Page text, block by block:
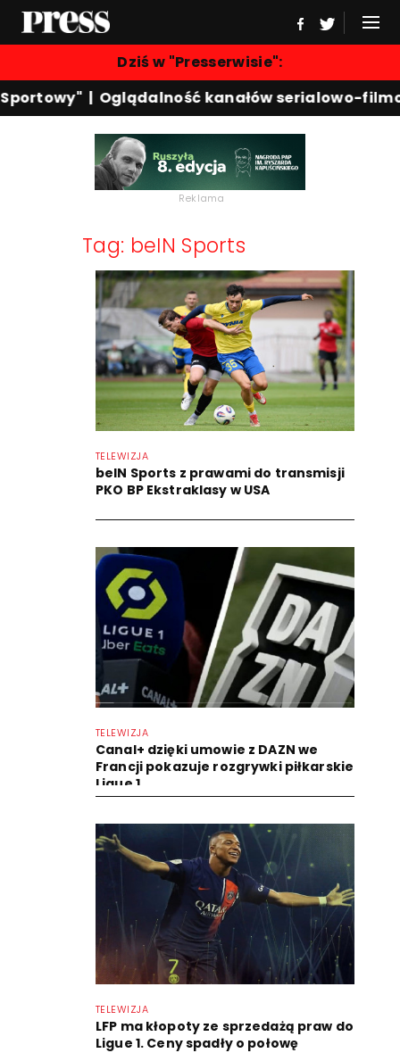
Dziś w "Presserwisie":
Oglądalność kanałów serialowo-
Reklama
Tag: beIN Sports
TELEWIZJA
beIN Sports z prawami do transmisji
PKO BP Ekstraklasy w USA
TELEWIZJA
Canal+ dzięki umowie z DAZN we
Francji pokazuje rozgrywki piłkarskie
Ligue 1
TELEWIZJA
LFP ma kłopoty ze sprzedażą praw do
Ligue 1. Ceny spadły o połowę